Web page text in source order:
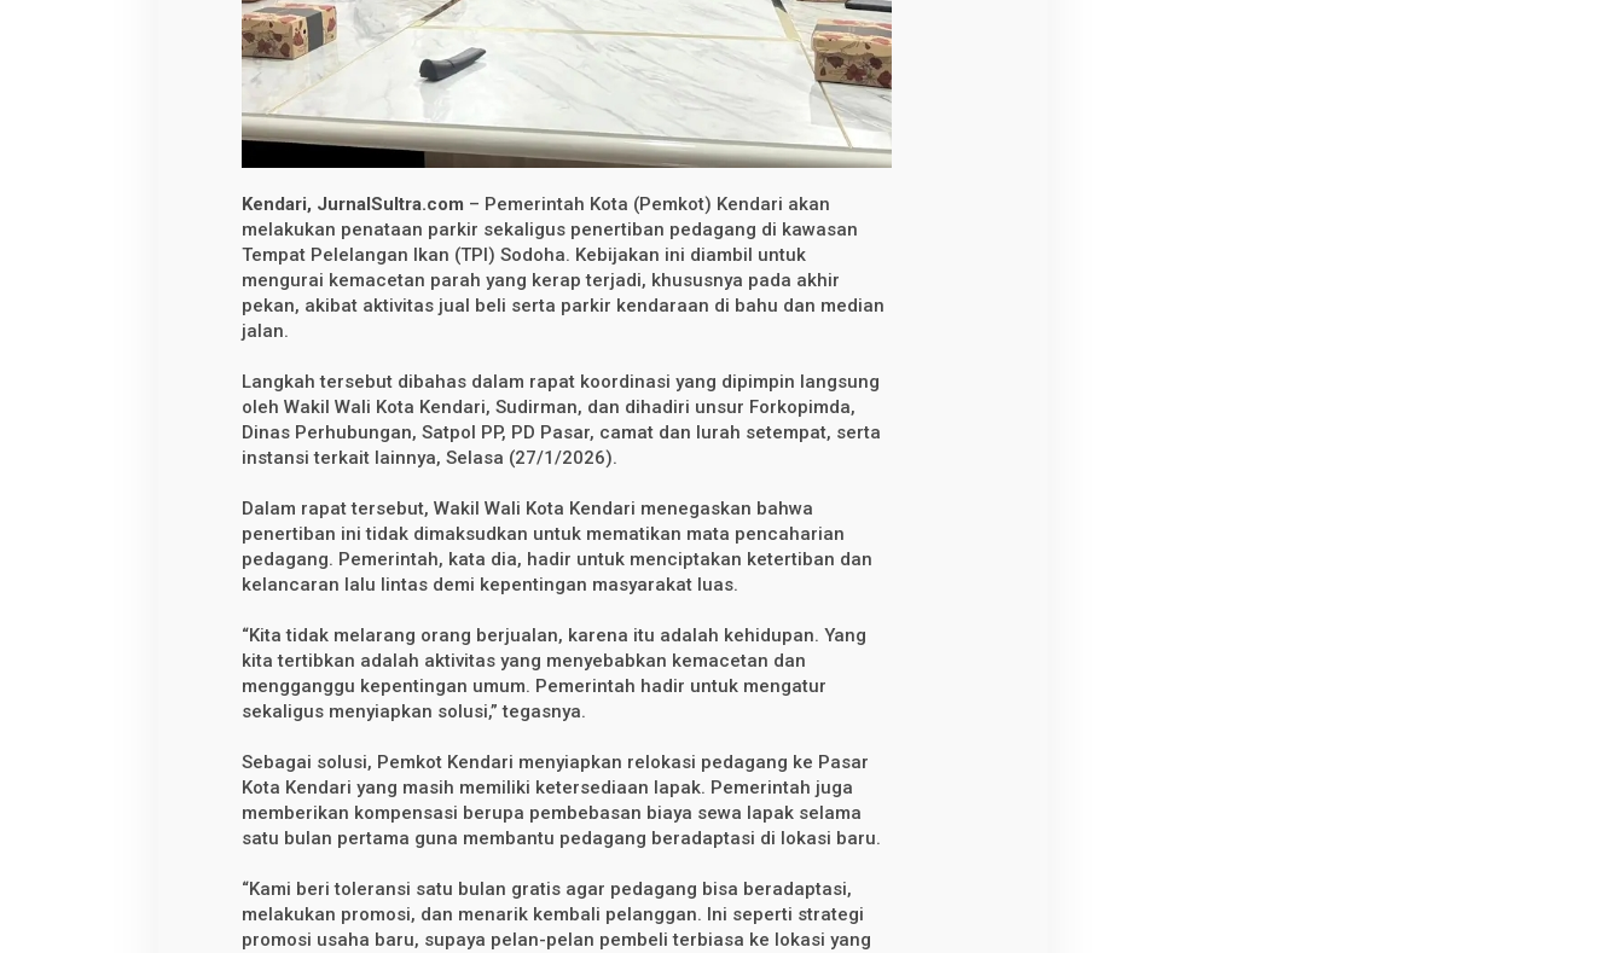
a
r
S
p
k
a
R
l
o
k
s
d
a
a
n
P
I
o
d
a
Kendari, JurnalSultra.com – Pemerintah Kota (Pemkot) Kendari akan
melakukan penataan parkir sekaligus penertiban pedagang di kawasan
Tempat Pelelangan Ikan (TPI) Sodoha. Kebijakan ini diambil untuk
mengurai kemacetan parah yang kerap terjadi, khususnya pada akhir
pekan, akibat aktivitas jual beli serta parkir kendaraan di bahu dan median
jalan.
Langkah tersebut dibahas dalam rapat koordinasi yang dipimpin langsung
oleh Wakil Wali Kota Kendari, Sudirman, dan dihadiri unsur Forkopimda,
Dinas Perhubungan, Satpol PP, PD Pasar, camat dan lurah setempat, serta
instansi terkait lainnya, Selasa (27/1/2026).
Dalam rapat tersebut, Wakil Wali Kota Kendari menegaskan bahwa
penertiban ini tidak dimaksudkan untuk mematikan mata pencaharian
pedagang. Pemerintah, kata dia, hadir untuk menciptakan ketertiban dan
kelancaran lalu lintas demi kepentingan masyarakat luas.
“Kita tidak melarang orang berjualan, karena itu adalah kehidupan. Yang
kita tertibkan adalah aktivitas yang menyebabkan kemacetan dan
mengganggu kepentingan umum. Pemerintah hadir untuk mengatur
sekaligus menyiapkan solusi,” tegasnya.
Sebagai solusi, Pemkot Kendari menyiapkan relokasi pedagang ke Pasar
Kota Kendari yang masih memiliki ketersediaan lapak. Pemerintah juga
memberikan kompensasi berupa pembebasan biaya sewa lapak selama
satu bulan pertama guna membantu pedagang beradaptasi di lokasi baru.
“Kami beri toleransi satu bulan gratis agar pedagang bisa beradaptasi,
melakukan promosi, dan menarik kembali pelanggan. Ini seperti strategi
promosi usaha baru, supaya pelan-pelan pembeli terbiasa ke lokasi yang